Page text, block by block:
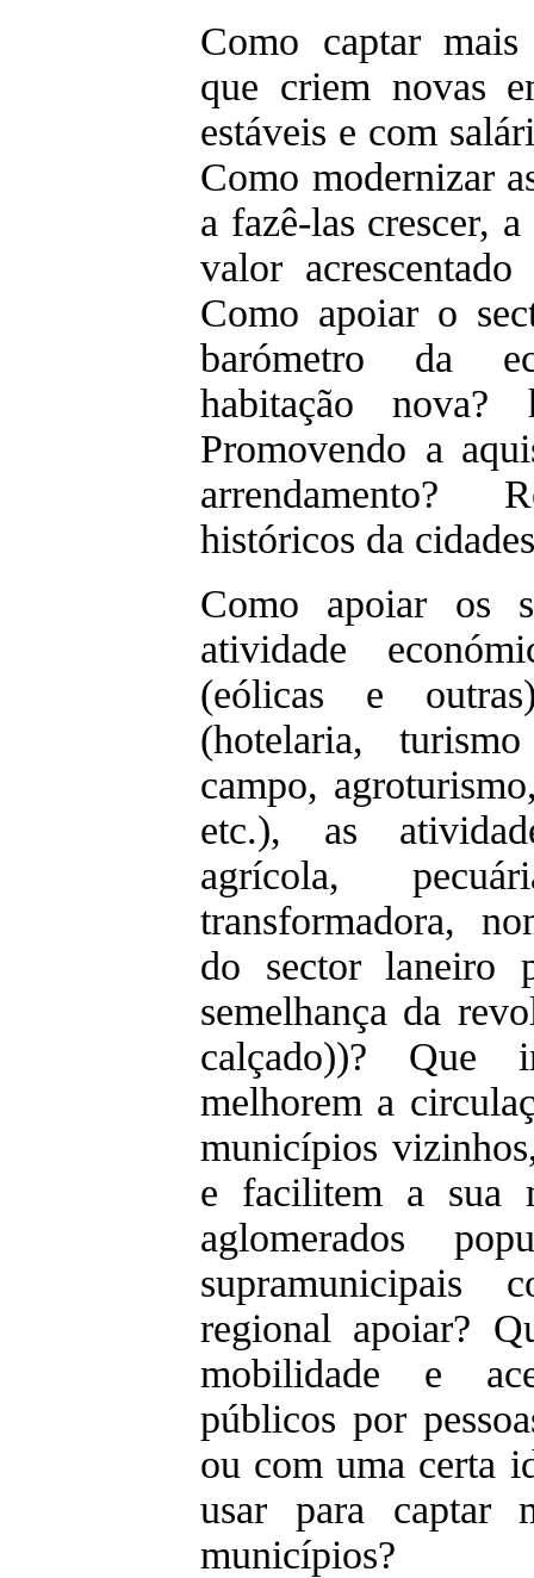
Como captar mais
que criem novas
estáveis e com
Como modernizar
a fazê-las crescer,
valor
Como apoiar o
barómetro da
habitação nova?
Promovendo a
arrendamento?
históricos da
Como apoiar os
atividade
(eólicas e
(hotelaria,
campo,
etc.), as
agrícola,
transformadora,
do sector laneiro
semelhança da
calçado))? Que
melhorem a
municípios
e facilitem a sua
aglomerados
supramunicipais
regional apoiar?
mobilidade e
públicos por
ou com uma certa
usar para captar
municípios?